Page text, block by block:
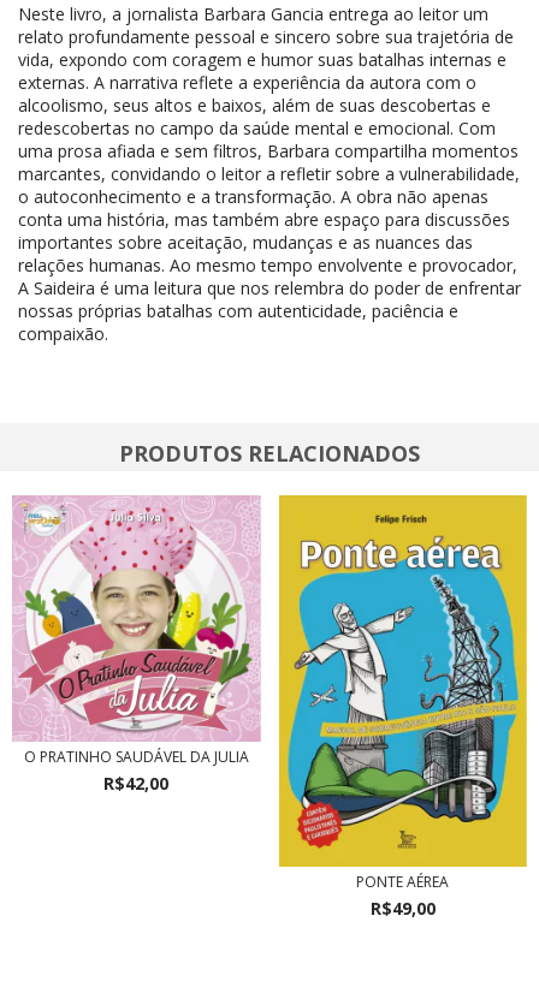
Neste livro, a jornalista Barbara Gancia entrega ao leitor um
relato profundamente pessoal e sincero sobre sua trajetória de
vida, expondo com coragem e humor suas batalhas internas e
externas. A narrativa reflete a experiência da autora com o
alcoolismo, seus altos e baixos, além de suas descobertas e
redescobertas no campo da saúde mental e emocional. Com
uma prosa afiada e sem filtros, Barbara compartilha momentos
marcantes, convidando o leitor a refletir sobre a vulnerabilidade,
o autoconhecimento e a transformação. A obra não apenas
conta uma história, mas também abre espaço para discussões
importantes sobre aceitação, mudanças e as nuances das
relações humanas. Ao mesmo tempo envolvente e provocador,
A Saideira é uma leitura que nos relembra do poder de enfrentar
nossas próprias batalhas com autenticidade, paciência e
compaixão.
PRODUTOS RELACIONADOS
O PRATINHO SAUDÁVEL DA JULIA
R$42,00
PONTE AÉREA
R$49,00